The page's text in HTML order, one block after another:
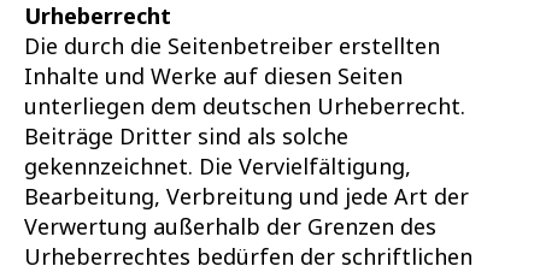
Urheberrecht
Die durch die Seitenbetreiber erstellten
Inhalte und Werke auf diesen Seiten
unterliegen dem deutschen Urheberrecht.
Beiträge Dritter sind als solche
gekennzeichnet. Die Vervielfältigung,
Bearbeitung, Verbreitung und jede Art der
Verwertung außerhalb der Grenzen des
Urheberrechtes bedürfen der schriftlichen